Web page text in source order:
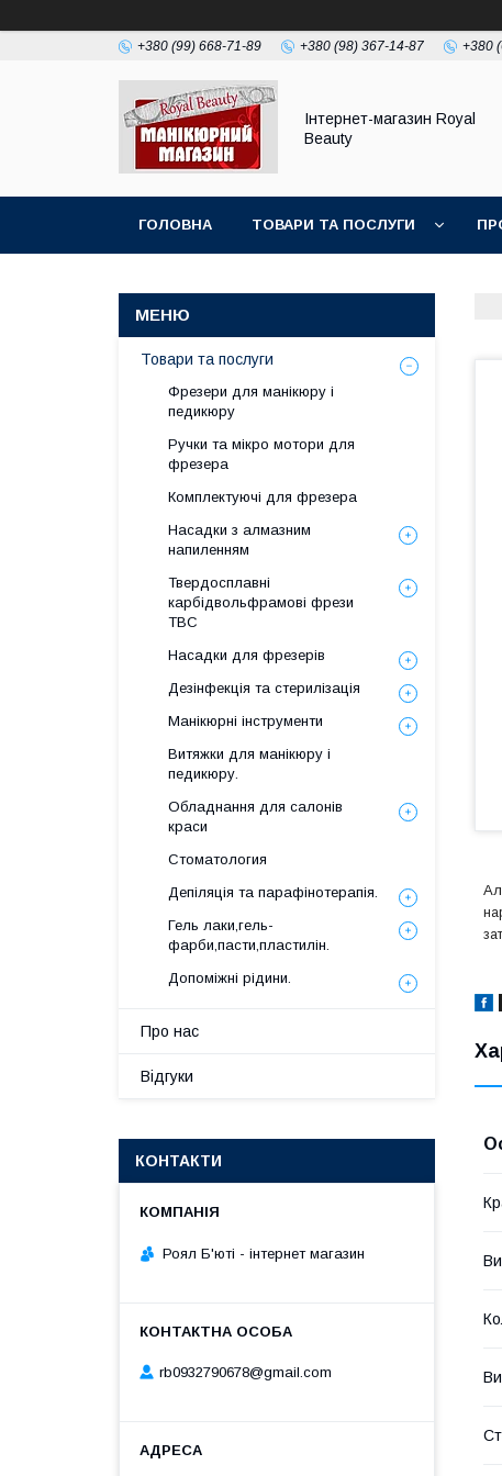
+380 (99) 668-71-89 +380 (98) 367-14-87 +380
Інтернет-магазин Royal
Beauty
ГОЛОВНА ТОВАРИ ТА ПОСЛУГИ
Товари та послуги
Фрезери для манікюру і
педикюру
Ручки та мікро мотори для
фрезера
Комплектуючі для фрезера
Насадки з алмазним
напиленням
Твердосплавні
карбідвольфрамові фрези
ТВС
Насадки для фрезерів
Дезінфекція та стерилізація
Манікюрні інструменти
Витяжки для манікюру і
педикюру.
Обладнання для салонів
краси
Стоматология
Депіляція та парафінотерапія.
Гель лаки,гель-
фарби,пасти,пластилін.
Допоміжні рідини.
Про нас
Відгуки
КОНТАКТИ
Роял Б'юті - інтернет магазин
rb0932790678@gmail.com